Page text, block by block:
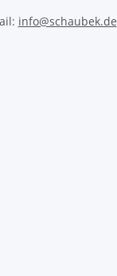
info@schaubek.de